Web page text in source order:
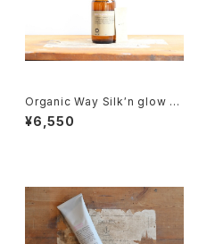
Organic Way Silk′n glow s
erum[アウトバストリートメント]
¥6,550